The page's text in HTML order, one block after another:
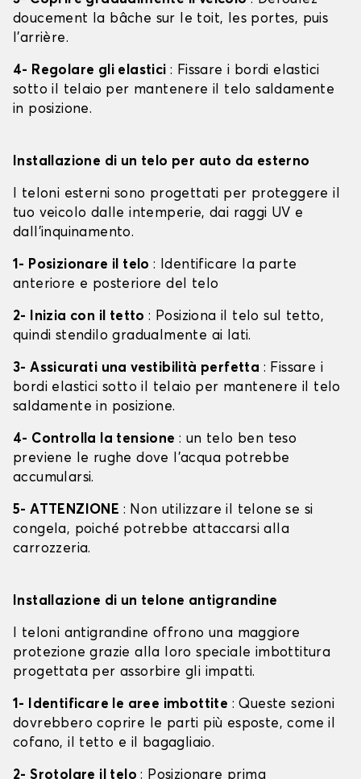
doucement la bâche sur le toit, les portes, puis
l'arrière.
4- Regolare gli elastici : Fissare i bordi elastici
sotto il telaio per mantenere il telo saldamente
in posizione.
Installazione di un telo per auto da esterno
I teloni esterni sono progettati per proteggere il
tuo veicolo dalle intemperie, dai raggi UV e
dall'inquinamento.
1- Posizionare il telo: Identificare la parte
anteriore e posteriore del telo
2- Inizia con il tetto: Posiziona il telo sul tetto,
quindi stendilo gradualmente ai lati.
3- Assicurati una vestibilità perfetta : Fissare i
bordi elastici sotto il telaio per mantenere il telo
saldamente in posizione.
4- Controlla la tensione : un telo ben teso
previene le rughe dove l'acqua potrebbe
accumularsi.
5- ATTENZIONE : Non utilizzare il telone se si
congela, poiché potrebbe attaccarsi alla
carrozzeria.
Installazione di un telone antigrandine
I teloni antigrandine offrono una maggiore
protezione grazie alla loro speciale imbottitura
progettata per assorbire gli impatti.
1- Identificare le aree imbottite : Queste sezioni
dovrebbero coprire le parti più esposte, come il
cofano, il tetto e il bagagliaio.
2- Srotolare il telo: Posizionare prima